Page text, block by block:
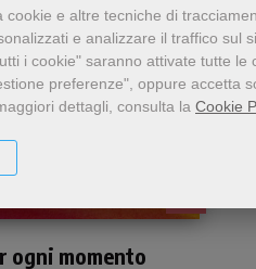
cookie e altre tecniche di
e analizzare il traffico sul
i cookie" saranno attivate tutte le
preferenze", oppure accetta
dettagli, consulta la Cookie
per pregare con
attuali, per gustare
ogni momento